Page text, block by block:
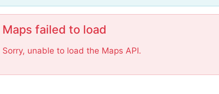
Maps failed to load
Sorry, unable to load the Maps API.